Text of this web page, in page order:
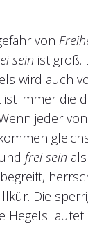
von
sein ist groß.
wird auch
ist immer die
jeder
frei sein als
Die
Hegels